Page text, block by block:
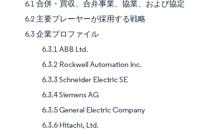
6.1 合併・買収、合弁事業、協業、および協定
6.2 主要プレーヤーが採用する戦略
6.3 企業プロファイル
6.3.1 ABB Ltd.
6.3.2 Rockwell Automation Inc.
6.3.3 Schneider Electric SE
6.3.4 Siemens AG
6.3.5 General Electric Company
6.3.6 Hitachi, Ltd.